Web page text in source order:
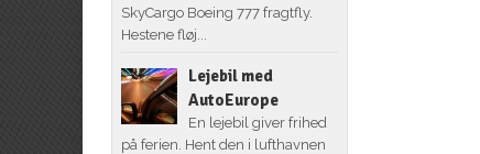
SkyCargo Boeing 777 fragtfly.
Hestene fløj...
Lejebil med
AutoEurope
En lejebil giver frihed
på ferien. Hent den i lufthavnen